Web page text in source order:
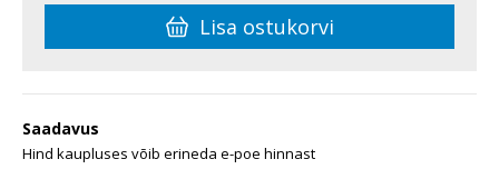
Lisa ostukorvi
Saadavus
Hind kaupluses võib erineda e-poe hinnast